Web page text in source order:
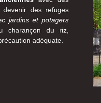
des refuges
jardins et potagers
charançon du riz,
adéquate.